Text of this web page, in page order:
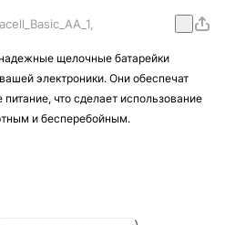
щелочные батарейки
электроники. Они обеспечат
что сделает использование
и бесперебойным.